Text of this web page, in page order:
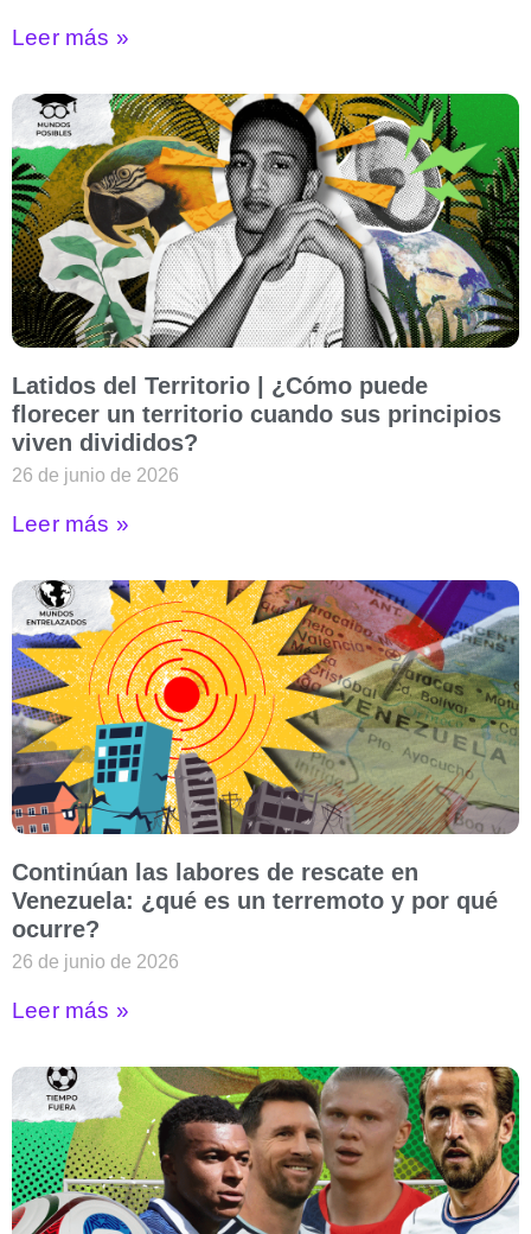
Leer más »
Latidos del Territorio | ¿Cómo puede
florecer un territorio cuando sus principios
viven divididos?
26 de junio de 2026
Leer más »
Continúan las labores de rescate en
Venezuela: ¿qué es un terremoto y por qué
ocurre?
26 de junio de 2026
Leer más »